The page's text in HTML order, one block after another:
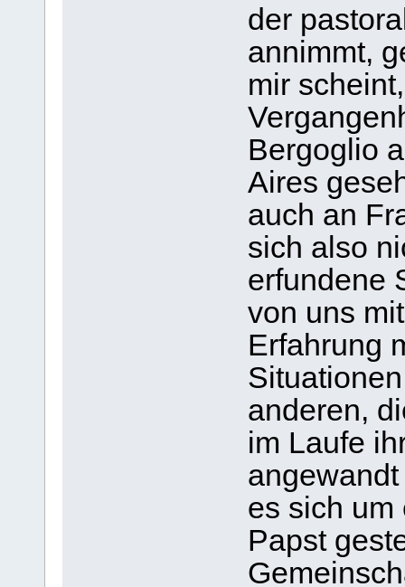
der
annimmt,
mir
Bergoglio
Aires
auch an
sich also
erfundene
von uns
Erfahrung
anderen,
im Laufe
es sich um
Papst